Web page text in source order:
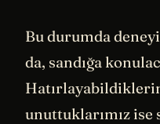
Bu durumda
da, sandığa
unuttuklarımız ise